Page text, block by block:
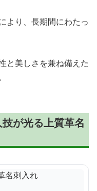
より、長期間にわたっ
と美しさを兼ね備えた
が光る上質革名